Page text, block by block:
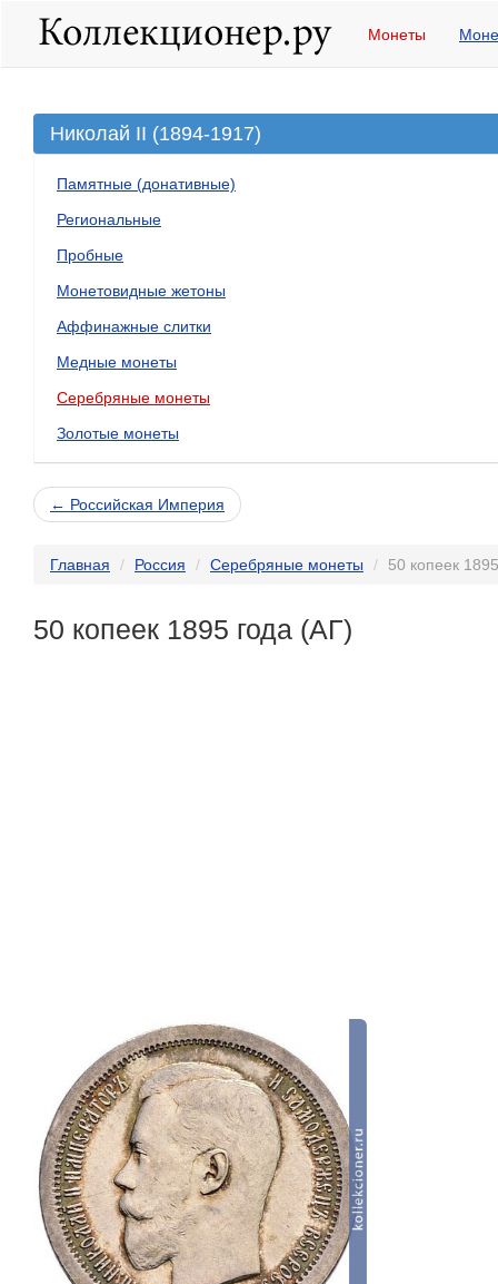
Монеты
Николай II (1894-1917)
Памятные (донативные)
Региональные
Пробные
Монетовидные жетоны
Аффинажные слитки
Медные монеты
Серебряные монеты
Золотые монеты
← Российская Империя
Главная Россия Серебряные монеты 50 копеек
50 копеек 1895 года (АГ)